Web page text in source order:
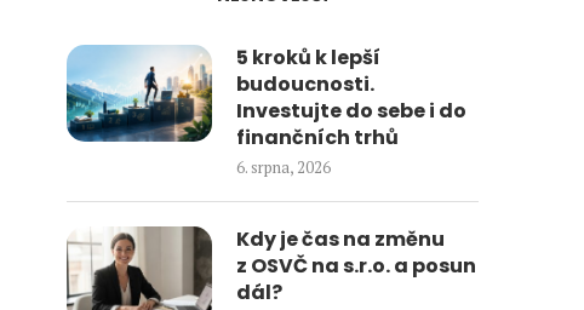
5 kroků k lepší
budoucnosti.
Investujte do sebe i do
finančních trhů
6. srpna, 2026
Kdy je čas na změnu
z OSVČ na s.r.o. a posun
dál?